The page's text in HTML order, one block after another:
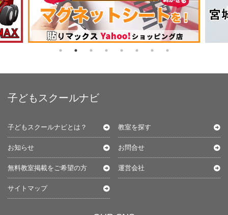
子どもスクールナビ
子どもスクールナビとは？ 教室を探す
お知らせ お問合せ
無料教室掲載をご希望の方 運営会社
サイトマップ